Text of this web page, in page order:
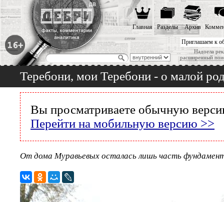
Приглашаем к
Надоела
расширенный
Главная Разделы Архив
Теребони, мои Теребони - о малой
Вы просматриваете обычную
Перейти на мобильную версию >>
От дома Муравьевых осталась лишь часть